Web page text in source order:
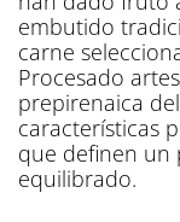
embutido
carne
Procesado
prepirenaica
características
que definen un
equilibrado.